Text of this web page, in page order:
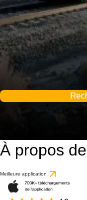
À propos
Meilleure application